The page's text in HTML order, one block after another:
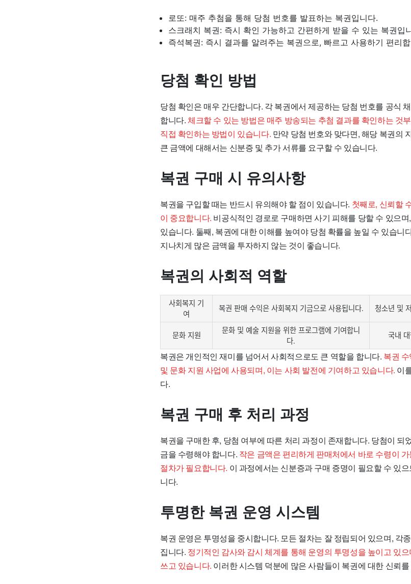
로또: 매주 추첨을 통해 당첨 번호를 발표하는 복권입니다.
스크래치 복권: 즉시 확인 가능하고 간편하게 받을 수 있는 복권입
즉석복권: 즉시 결과를 알려주는 복권으로, 빠르고 사용하기 편리
당첨 확인 방법
당첨 확인은 매우 간단합니다. 각 복권에서 제공하는 당첨 번호를 공식
합니다.체크할 수 있는 방법은 매주 방송되는 추첨 결과를 확인하는 것
직접 확인하는 방법이 있습니다. 만약 당첨 번호와 맞다면, 해당 복권의
큰 금액에 대해서는 신분증 및 추가 서류를 요구할 수 있습니다.
복권 구매 시 유의사항
복권을 구입할 때는 반드시 유의해야 할 점이 있습니다. 첫째로, 신뢰할
이 중요합니다. 비공식적인 경로로 구매하면 사기 피해를 당할 수 있으
있습니다. 둘째, 복권에 대한 이해를 높여야 당첨 확률을 높일 수 있습니
지나치게 많은 금액을 투자하지 않는 것이 좋습니다.
복권의 사회적 역할
사회복지 기
여
복권 판매 수익은 사회복지 기금으로 사용됩니다. 청소년 및
문화 지원
문화 및 예술 지원을 위한 프로그램에 기여합니
다.
국내
복권은 개인적인 재미를 넘어서 사회적으로도 큰 역할을 합니다. 복권
및 문화 지원 사업에 사용되며, 이는 사회 발전에 기여하고 있습니다. 이
다.
복권 구매 후 처리 과정
복권을 구매한 후, 당첨 여부에 따른 처리 과정이 존재합니다. 당첨이 되
금을 수령해야 합니다. 작은 금액은 편리하게 판매처에서 바로 수령이
절차가 필요합니다. 이 과정에서는 신분증과 구매 증명이 필요할 수 있
니다.
투명한 복권 운영 시스템
복권 운영은 투명성을 중시합니다. 모든 절차는 잘 정립되어 있으며, 각
집니다. 정기적인 감사와 감시 체계를 통해 운영의 투명성을 높이고 있
쓰고 있습니다. 이러한 시스템 덕분에 많은 사람들이 복권에 대한 신뢰